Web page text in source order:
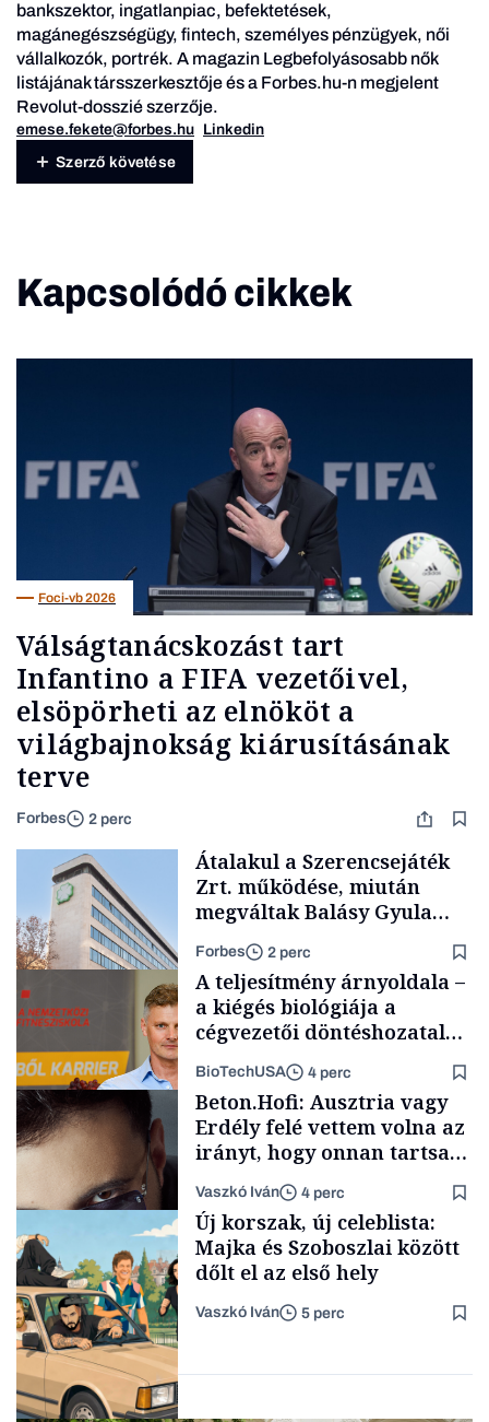
bankszektor, ingatlanpiac, befektetések,
magánegészségügy, fintech, személyes pénzügyek, női
vállalkozók, portrék. A magazin Legbefolyásosabb nők
listájának társszerkesztője és a Forbes.hu-n megjelent
Revolut-dosszié szerzője.
emese.fekete@forbes.hu Linkedin
Szerző követése
Kapcsolódó cikkek
Foci-vb 2026
Válságtanácskozást tart
Infantino a FIFA vezetőivel,
elsöpörheti az elnököt a
világbajnokság kiárusításának
terve
Forbes 2 perc
Társadalom
Átalakul a Szerencsejáték
Zrt. működése, miután
megváltak Balásy Gyula
cégétől
Forbes 2 perc
Content Lab HUB
A teljesítmény árnyoldala –
a kiégés biológiája a
cégvezetői döntéshozatal
BioTechUSA 4 perc
Forbes-sztori
Beton.Hofi: Ausztria vagy
Erdély felé vettem volna az
irányt, hogy onnan tartsam
lélegeztetőgépen a magyar
zenét
Vaszkó Iván 4 perc
Új korszak, új celeblista:
Majka és Szoboszlai között
dőlt el az első hely
Vaszkó Iván 5 perc